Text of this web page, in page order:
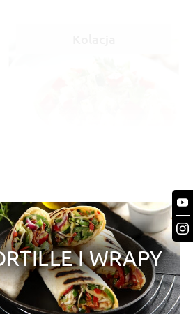
8
Sałatka z mozzarellą i warzywami
to prosty sposób na dietetyczną
zdrową kolację. Wybierz dobrej
jakości włoską mozzarellę, najlepiej
orygina...
I WRAPY